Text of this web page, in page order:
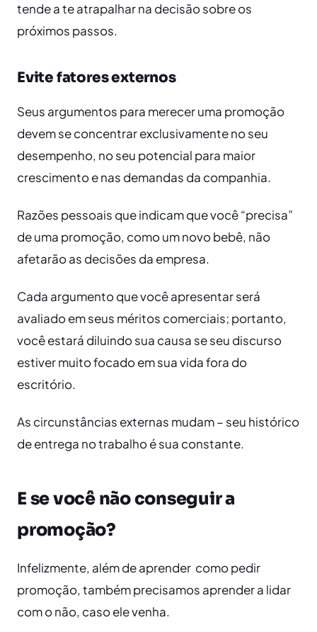
tende a te atrapalhar na decisão sobre os
próximos passos.
Evite fatores externos
Seus argumentos para merecer uma promoção
devem se concentrar exclusivamente no seu
desempenho, no seu potencial para maior
crescimento e nas demandas da companhia.
Razões pessoais que indicam que você “precisa”
de uma promoção, como um novo bebê, não
afetarão as decisões da empresa.
Cada argumento que você apresentar será
avaliado em seus méritos comerciais; portanto,
você estará diluindo sua causa se seu discurso
estiver muito focado em sua vida fora do
escritório.
As circunstâncias externas mudam – seu histórico
de entrega no trabalho é sua constante.
E se você não conseguir a
promoção?
Infelizmente, além de aprender como pedir
promoção, também precisamos aprender a lidar
com o não, caso ele venha.